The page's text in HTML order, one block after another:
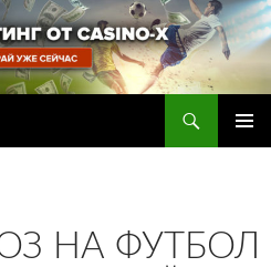
НА ФУТБОЛ